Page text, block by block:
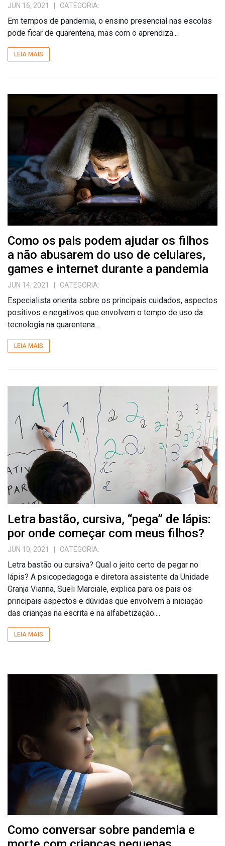
JUN 16, 2021 | CATEGORIA:
Em tempos de pandemia, o ensino presencial nas escolas
pode ficar de quarentena, mas com o aprendiza...
LEIA MAIS
Como os pais podem ajudar os filhos
a não abusarem do uso de celulares,
games e internet durante a pandemia
JUN 14, 2021 | CATEGORIA:
Especialista orienta sobre os principais cuidados, aspectos
positivos e negativos que envolvem o tempo de uso da
tecnologia na quarentena....
LEIA MAIS
Letra bastão, cursiva, “pega” de lápis:
por onde começar com meus filhos?
JUN 10, 2021 | CATEGORIA:
Letra bastão ou cursiva? Qual o jeito certo de pegar no
lápis? A psicopedagoga e diretora assistente da Unidade
Granja Vianna, Sueli Marciale, explica para os pais os
principais aspectos e dúvidas que envolvem a iniciação
das crianças na escrita e na alfabetização....
LEIA MAIS
Como conversar sobre pandemia e